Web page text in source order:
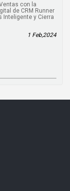
con la
de CRM Runner
Inteligente y Cierra
1 Feb,2024